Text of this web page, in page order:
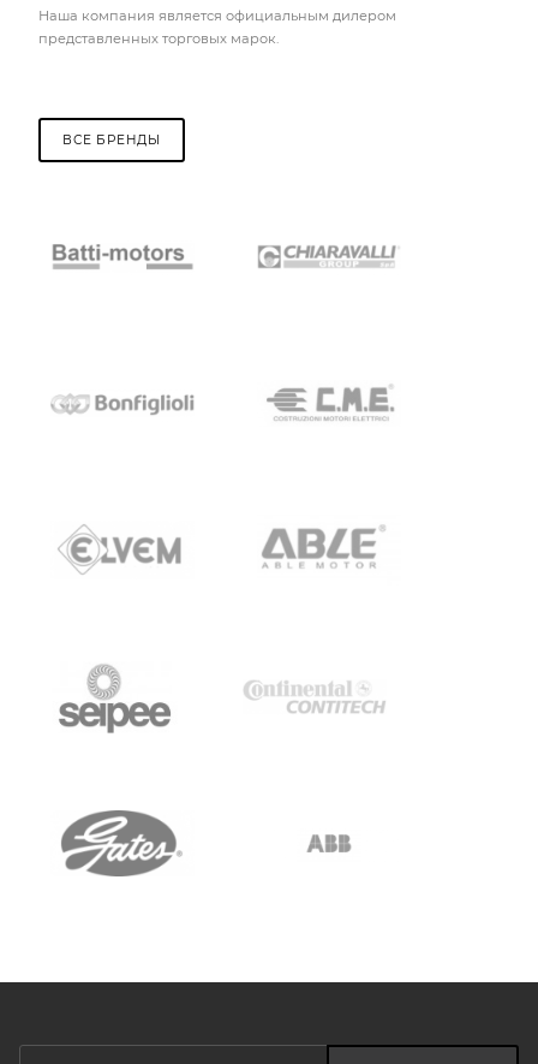
Наша компания является официальным дилером
представленных торговых марок.
ВСЕ БРЕНДЫ